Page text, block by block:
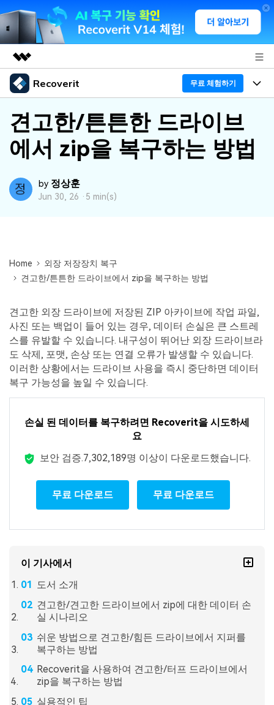
주요 제품
유틸리티
비즈니스
개요
솔루션
회사 소개
뉴스룸
Recoverit 무료 체험하기
프로그램
Recoverit - Windows 버전
Recoverit - Mac 버전
Mac 시스템에서 무제한 데이터 복구
무료 체험
리커버릿 무료 버전
분실/삭제된 데이터 무료 복구
Repairit - 데이터 복구
UBackit - 데이터 백업
기능
리커버릿 모든 기능 확인하기
복구 Tips
손상된 파일 복구
더 많은 솔루션 찾기
삭제된 미디어 복구
복구 솔루션
삭제된 파일 복구
데이터 손실 시나리오
모든 기능 확인하기
다운로드 로그인
search
견고한/튼튼한 드라이브
에서 zip을 복구하는 방법
by 정상훈
Jun 30, 26 · 5 min(s)
Home
외장 저장장치 복구
견고한/튼튼한 드라이브에서 zip을 복구하는 방법
견고한 외장 드라이브에 저장된 ZIP 아카이브에 작업 파일,
사진 또는 백업이 들어 있는 경우, 데이터 손실은 큰 스트레
스를 유발할 수 있습니다. 내구성이 뛰어난 외장 드라이브라
도 삭제, 포맷, 손상 또는 연결 오류가 발생할 수 있습니다.
이러한 상황에서는 드라이브 사용을 즉시 중단하면 데이터
복구 가능성을 높일 수 있습니다.
손실 된 데이터를 복구하려면 Recoverit을 시도하세
요
보안 검증.7,302,189명 이상이 다운로드했습니다.
무료 다운로드 무료 다운로드
이 기사에서
도서 소개
견고한/견고한 드라이브에서 zip에 대한 데이터 손
실 시나리오
쉬운 방법으로 견고한/힘든 드라이브에서 지퍼를
복구하는 방법
Recoverit을 사용하여 견고한/터프 드라이브에서
zip을 복구하는 방법
실용적인 팁